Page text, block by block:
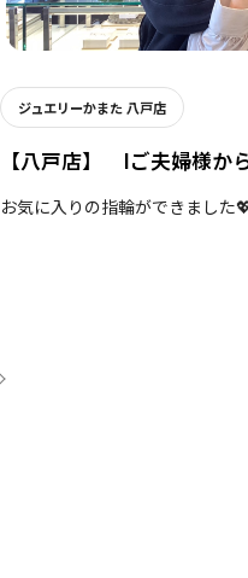
ジュエリーかまた 八戸店
【八戸店】 Iご夫婦様か
お気に入りの指輪ができました